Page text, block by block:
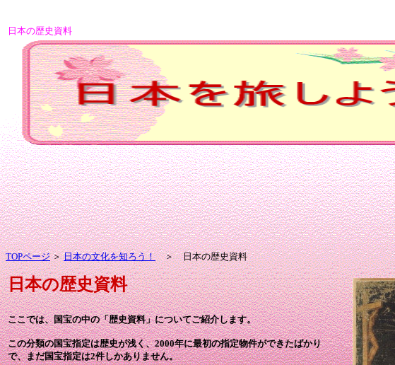
日本の歴史資料
TOPページ＞日本の文化を知ろう！＞ 日本の歴史資料
日本の歴史資料
ここでは、国宝の中の「歴史資料」についてご紹介します。
この分類の国宝指定は歴史が浅く、2000年に最初の指定物件ができたばかり
で、まだ国宝指定は2件しかありません。